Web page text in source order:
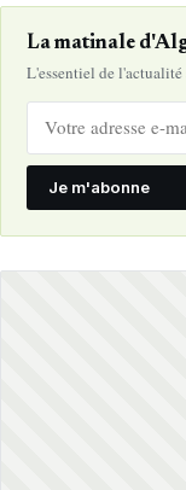
La matinale
L'essentiel de
Je m'abonne